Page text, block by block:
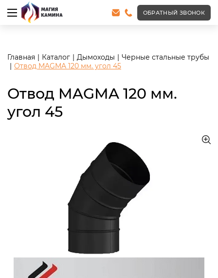
<meta name="robots" content="noindex, follow"/>
ОБРАТНЫЙ ЗВОНОК
Главная Каталог Дымоходы
Черные стальные трубы
Отвод MAGMA 120 мм. угол 45
Отвод MAGMA 120 мм.
угол 45